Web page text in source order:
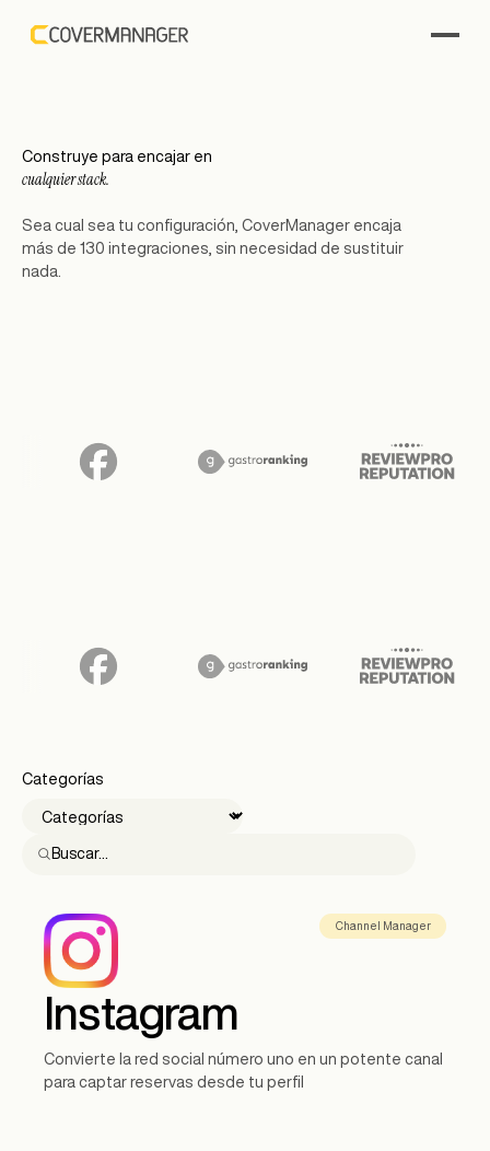
Construye para encajar en
cualquier stack.
Sea cual sea tu configuración, CoverManager encaja
más de 130 integraciones, sin necesidad de sustituir
nada.
Categorías
Channel Manager
Instagram
Convierte la red social número uno en un potente canal
para captar reservas desde tu perfil